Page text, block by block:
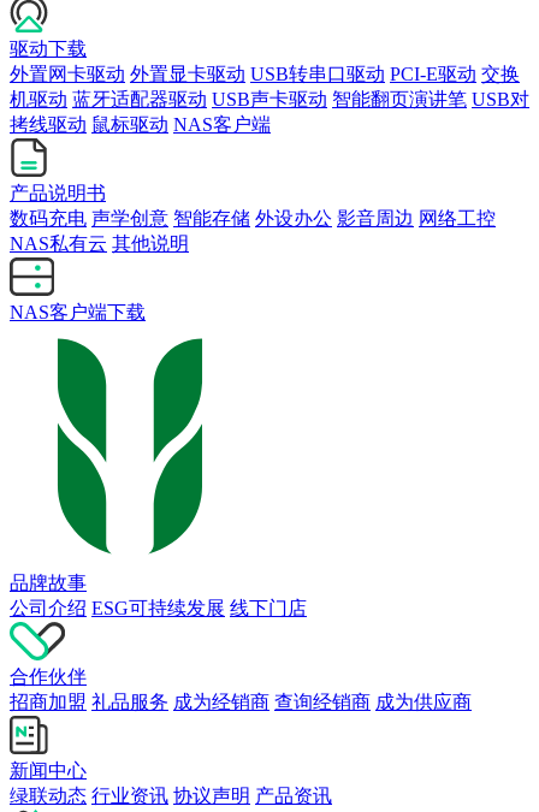
驱动下载
外置网卡驱动 外置显卡驱动 USB转串口驱动 PCI-E驱动 交换
机驱动 蓝牙适配器驱动 USB声卡驱动 智能翻页演讲笔 USB对
拷线驱动 鼠标驱动 NAS客户端
产品说明书
数码充电 声学创意 智能存储 外设办公 影音周边 网络工控
NAS私有云 其他说明
NAS客户端下载
品牌故事
公司介绍 ESG可持续发展 线下门店
合作伙伴
招商加盟 礼品服务 成为经销商 查询经销商 成为供应商
新闻中心
绿联动态 行业资讯 协议声明 产品资讯